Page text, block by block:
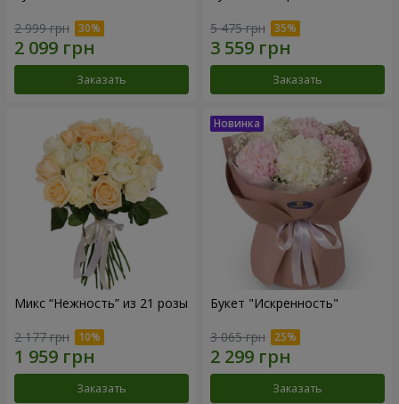
2 999 грн
Заказать
5 475 грн
Заказать
Микс “Нежность” из 21 розы
2 177 грн
Заказать
Букет "Искренность"
3 065 грн
Заказать